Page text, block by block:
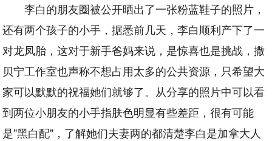
李白的朋友圈被公开晒出了一张粉蓝鞋子的照片，
还有两个孩子的小手，据悉前几天，李白顺利产下了一
对龙凤胎，这对于新手爸妈来说，是惊喜也是挑战，撒
贝宁工作室也声称不想占用太多的公共资源，只希望大
家可以默默的祝福她们就够了。从分享的照片中可以看
到两位小朋友的小手指肤色明显有些差距，很有可能
是"黑白配"，了解她们夫妻两的都清楚李白是加拿大人